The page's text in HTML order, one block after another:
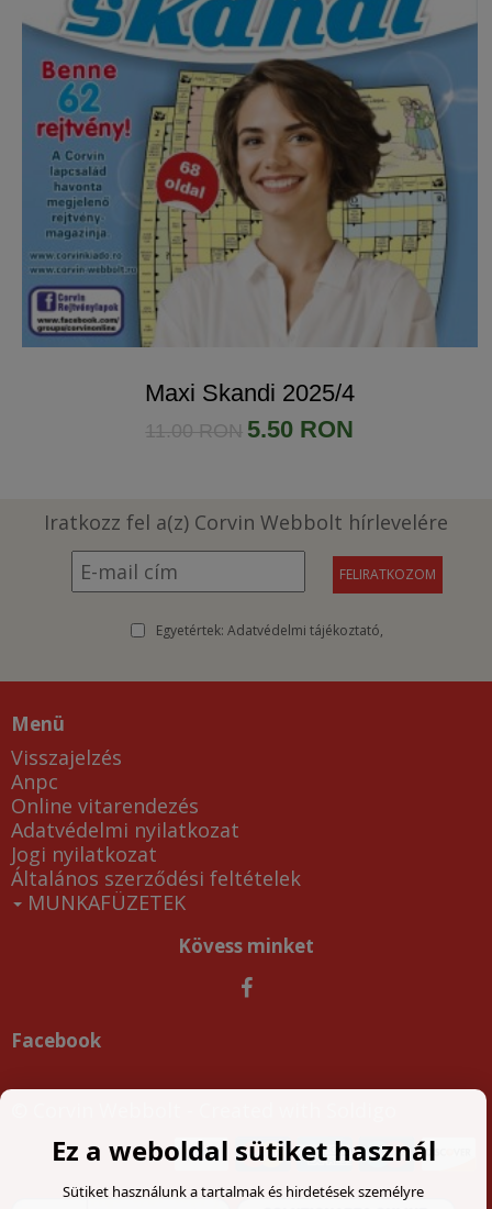
Maxi Skandi 2025/4
11.00 RON 5.50 RON
Iratkozz fel a(z) Corvin Webbolt hírlevelére
Egyetértek: Adatvédelmi tájékoztató
Menü
Visszajelzés
Anpc
Online vitarendezés
Adatvédelmi nyilatkozat
Jogi nyilatkozat
Általános szerződési feltételek
MUNKAFÜZETEK
Kövess minket
Facebook
Ez a weboldal sütiket használ
Sütiket használunk a tartalmak és hirdetések személyre